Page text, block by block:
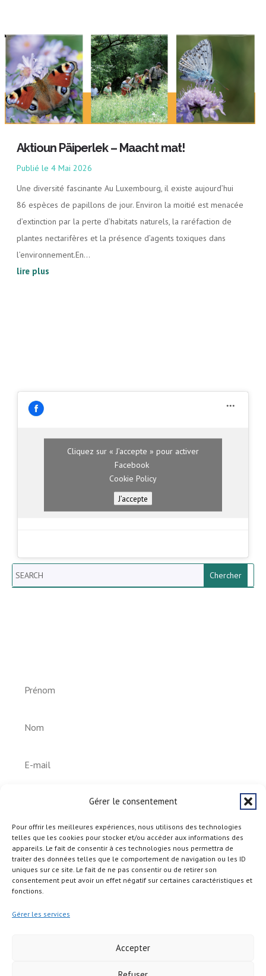
Gérer le consentement
Pour offrir les meilleures expériences, nous utilisons des technologies
telles que les cookies pour stocker et/ou accéder aux informations des
appareils. Le fait de consentir à ces technologies nous permettra de
traiter des données telles que le comportement de navigation ou les ID
uniques sur ce site. Le fait de ne pas consentir ou de retirer son
consentement peut avoir un effet négatif sur certaines caractéristiques et
fonctions.
Gérer les services
Accepter
Aktioun Päiperlek – Maacht mat!
4 Mai 2026
Une diversité fascinante Au Luxembourg, il existe aujourd’hui
86 espèces de papillons de jour. Environ la moitié est menacée
d’extinction par la perte d’habitats naturels, la raréfaction de
plantes nectarifères et la présence d’agents toxiques dans
l’environnement.En...
lire plus
Cliquez sur « J’accepte » pour activer
Facebook
Cookie Policy
J’accepte
Search
S'abonner